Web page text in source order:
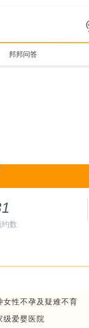
邦邦问答
约数
女性不孕及疑难不育
级爱婴医院